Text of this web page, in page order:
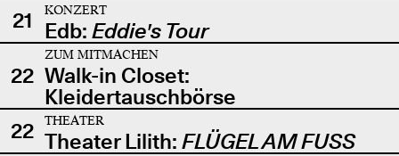
21
KONZERT
Edb: Eddie's Tour
22
ZUM MITMACHEN
Walk-in Closet:
Kleidertauschbörse
22
THEATER
Theater Lilith: FLÜGEL AM FUSS